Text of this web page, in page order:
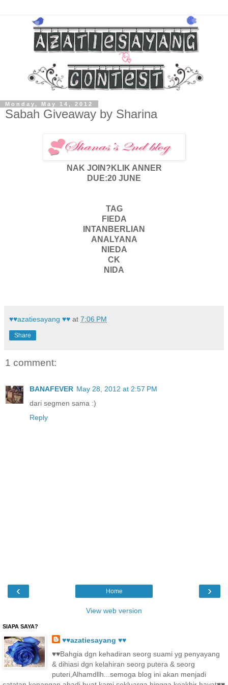
Monday, May 14, 2012
Sabah Giveaway by Sharina
NAK JOIN?KLIK ANNER
DUE:20 JUNE
TAG
FIEDA
INTANBERLIAN
ANALYANA
NIEDA
CK
NIDA
♥♥azatiesayang ♥♥ at 7:06 PM
Share
1 comment:
BANAFEVER May 28, 2012 at 2:57 PM
dari segmen sama :)
Reply
‹ ›
Home
View web version
SIAPA SAYA?
♥♥azatiesayang ♥♥
♥♥Bahgia dgn kehadiran seorg suami yg penyayang
& dihiasi dgn kelahiran seorg putera & seorg
puteri,Alhamdllh...semoga blog ini akan menjadi